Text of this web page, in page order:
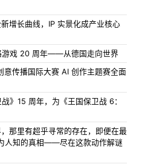
增长曲线，IP 实景化成产业核心
游戏 20 周年——从德国走向世界
意传播国际大赛 AI 创作主题赛全面
》15 周年，为《王国保卫战 6：
那里有超乎寻常的存在，即便在最
人知的真相——尽在这款动作解谜